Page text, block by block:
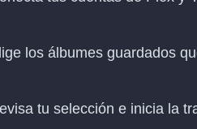
los álbumes guardados
tu selección e inicia la